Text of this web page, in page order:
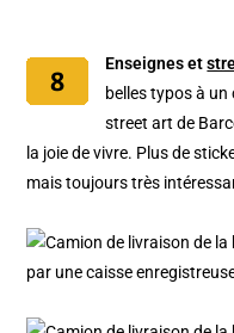
Enseignes et
belles typos à
street art de
la joie de vivre. Plus de
mais toujours très